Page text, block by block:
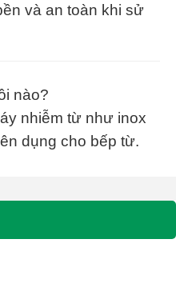
và an toàn khi sử
nào?
nhiễm từ như inox
dụng cho bếp từ.